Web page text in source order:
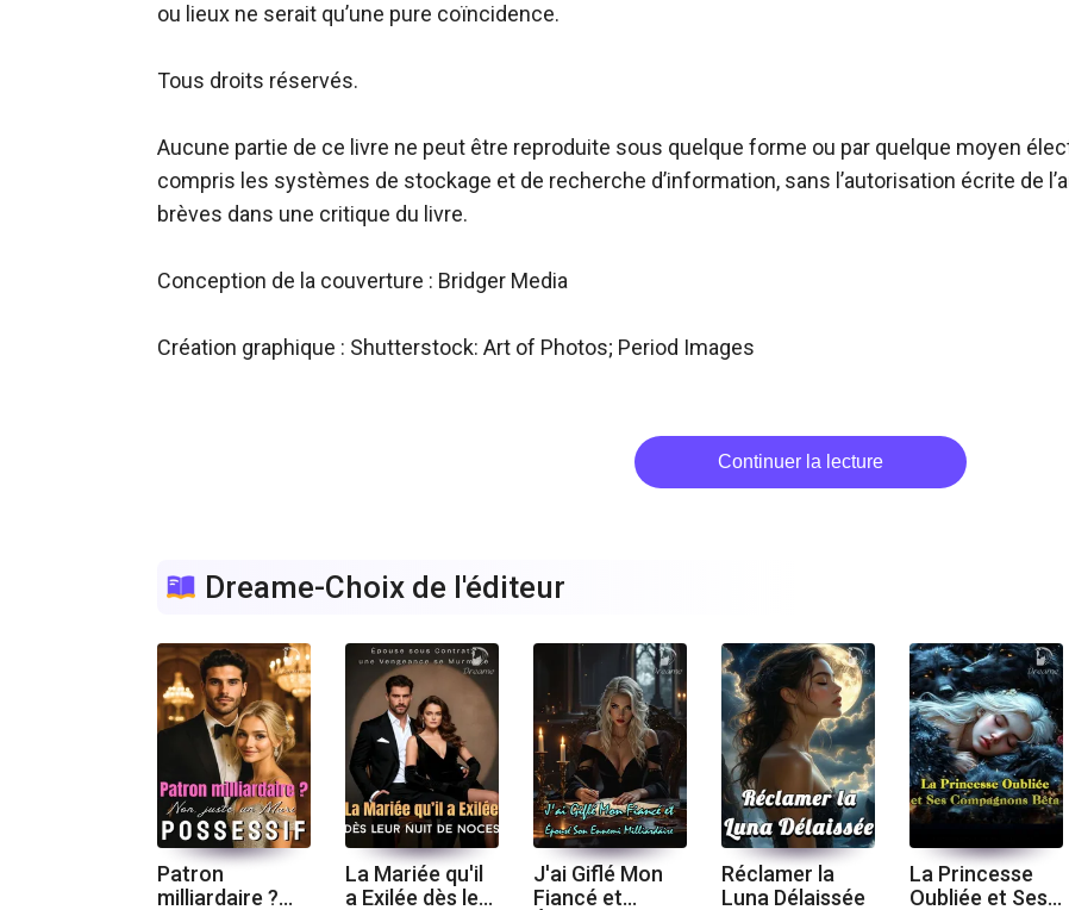
ou lieux ne serait qu’une pure coïncidence.
Tous droits réservés.
Aucune partie de ce livre ne peut être reproduite sous quelque forme ou par quelque moyen
compris les systèmes de stockage et de recherche d’information, sans l’autorisation écrite de
brèves dans une critique du livre.
Conception de la couverture : Bridger Media
Création graphique : Shutterstock: Art of Photos; Period Images
Continuer la lecture
Dreame-Choix de l'éditeur
Patron
milliardaire ?
La Mariée qu'il
a Exilée dès leur
J'ai Giflé Mon
Fiancé et
Réclamer la
Luna Délaissée
La Princesse
Oubliée et Ses